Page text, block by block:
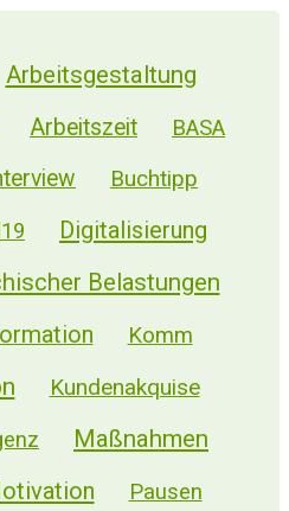
Arbeitsgestaltung
Arbeitszeit BASA
Buchtipp
Digitalisierung
Belastungen
Komm
Kundenakquise
Maßnahmen
Pausen